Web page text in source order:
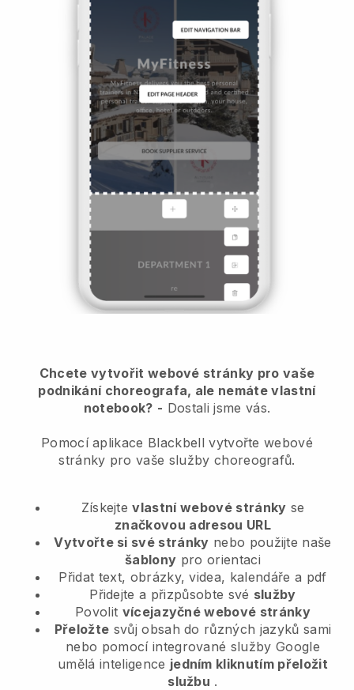
Chcete vytvořit webové stránky pro vaše
podnikání choreografa, ale nemáte vlastní
notebook? - Dostali jsme vás.
Pomocí aplikace Blackbell vytvořte webové
stránky pro vaše služby choreografů.
Získejtevlastní webové stránky se
značkovou adresou URL
Vytvořte si své stránky nebo použijte naše
šablony pro orientaci
Přidat text, obrázky, videa, kalendáře a pdf
Přidejte a přizpůsobte své služby
Povolit vícejazyčné webové stránky
Přeložte svůj obsah do různých jazyků sami
nebo pomocí integrované služby Google
umělá inteligence jedním kliknutím přeložit
službu .